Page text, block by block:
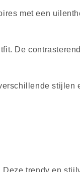
met een
De
stijlen
trendy en